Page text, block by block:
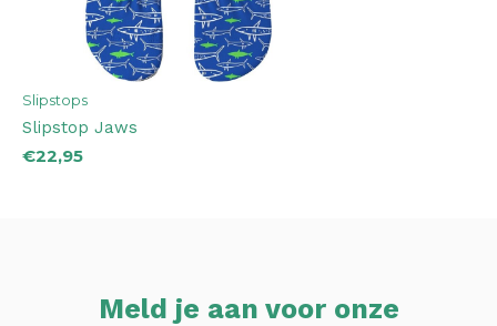
Slipstops
Slipstop Jaws
€22,95
Meld je aan voor onze